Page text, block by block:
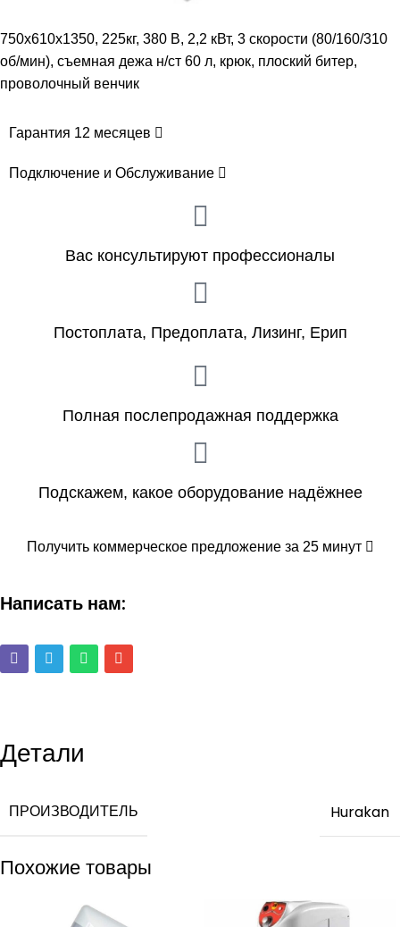
750х610х1350, 225кг, 380 В, 2,2 кВт, 3 скорости (80/160/310
об/мин), съемная дежа н/ст 60 л, крюк, плоский битер,
проволочный венчик
Гарантия 12 месяцев
Подключение и Обслуживание
Вас консультируют профессионалы
Постоплата, Предоплата, Лизинг, Ерип
Полная послепродажная поддержка
Подскажем, какое оборудование надёжнее
Получить коммерческое предложение за 25 минут
Написать нам:
Детали
ПРОИЗВОДИТЕЛЬ Hurakan
Похожие товары